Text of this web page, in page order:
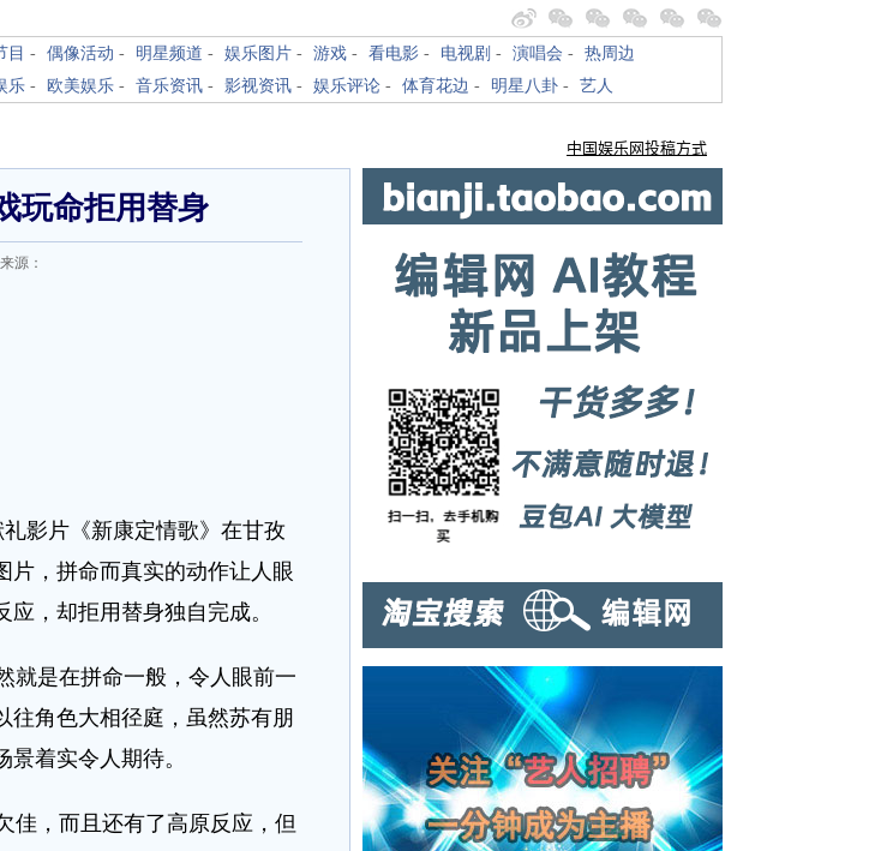
目 - 偶像活动 - 明星频道 - 娱乐图片 - 游戏 - 看电影 - 电视剧 - 演唱会 - 热周边
乐 - 欧美娱乐 - 音乐资讯 - 影视资讯 - 娱乐评论 - 体育花边 - 明星八卦 - 艺人
玩命拒用替身
源：
影片《新康定情歌》在甘孜
片，拼命而真实的动作让人眼
，却拒用替身独自完成。
是在拼命一般，令人眼前一
往角色大相径庭，虽然苏有朋
着实令人期待。
，而且还有了高原反应，但